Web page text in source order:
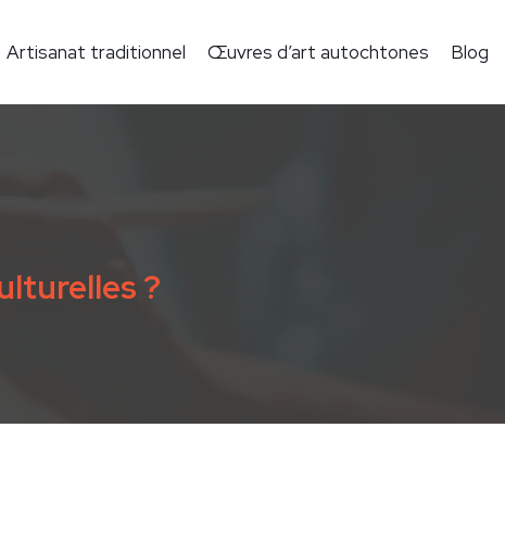
Artisanat traditionnel Œuvres d’art autochtones Blog
?